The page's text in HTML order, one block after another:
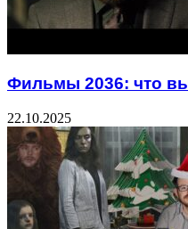
Фильмы 2036: что
22.10.2025